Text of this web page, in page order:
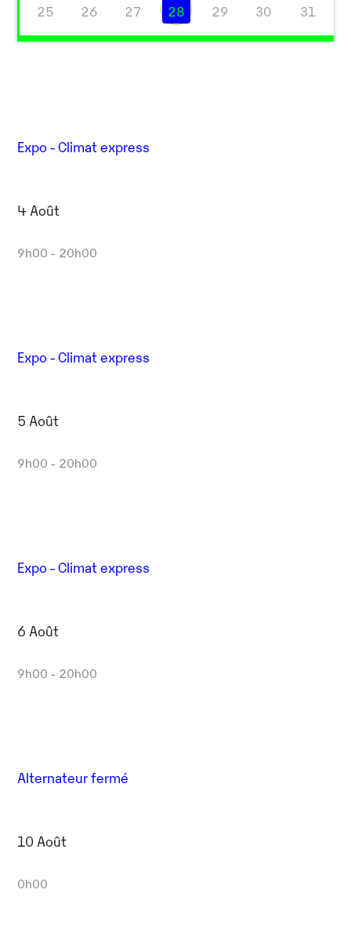
25 26 27 28 29 30 31
Expo - Climat express
4 Août
9h00 - 20h00
Expo - Climat express
5 Août
9h00 - 20h00
Expo - Climat express
6 Août
9h00 - 20h00
Alternateur fermé
10 Août
0h00